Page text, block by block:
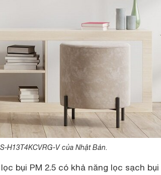
H13T4KCVRG-V của Nhật Bản.
bụi PM 2.5 có khả năng lọc sạch bụi